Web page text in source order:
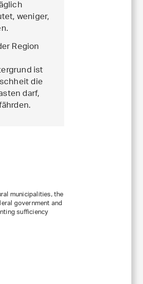
weniger,
Region
ist
die
darf,
municipalities, the
government and
sufficiency